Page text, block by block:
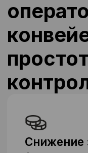
Снижение
Аутсорсинг
риски, связанные
спорами,
контролирующих
несчастными
производстве.
Экономия
и низкая
на